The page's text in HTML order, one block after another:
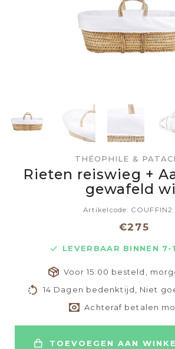
THÉOPHILE &
Rieten reiswieg +
gewafeld
Artikelcode:
€275
LEVERBAAR BINNEN 7-
Voor 15:00 besteld,
14 Dagen bedenktijd, Niet
Achteraf betalen
TOEVOEGEN AAN